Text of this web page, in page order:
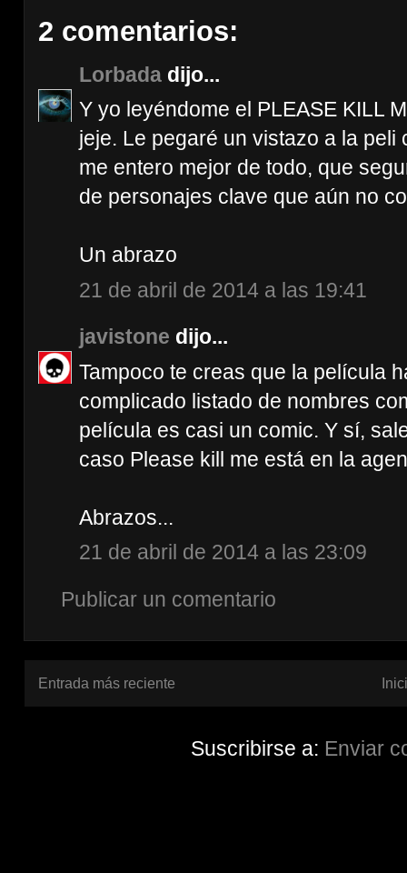
2 comentarios:
Lorbada dijo...
Y yo leyéndome el PLEASE KILL
jeje. Le pegaré un vistazo a la
me entero mejor de todo, que
de personajes clave que aún no
Un abrazo
21 de abril de 2014 a las 19:41
javistone dijo...
Tampoco te creas que la película
complicado listado de nombres
película es casi un comic. Y sí,
caso Please kill me está en la
Abrazos...
21 de abril de 2014 a las 23:09
Publicar un comentario
Entrada más reciente
Suscribirse a: Enviar